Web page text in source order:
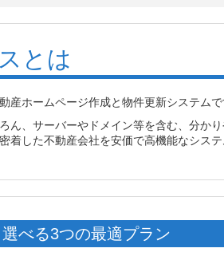
とは
動産ホームページ作成と物件更新システ
ん、サーバーやドメイン等を含む、分か
着した不動産会社を安価で高機能なシス
べる3つの最適プラン